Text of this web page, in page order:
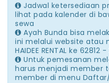
Jadwal ketersediaan
lihat pada kalender di
sewa
Ayah Bunda bisa
ini melalui website atau
HAIDEE RENTAL ke
Untuk pemesanan
harus menjadi member
member di menu